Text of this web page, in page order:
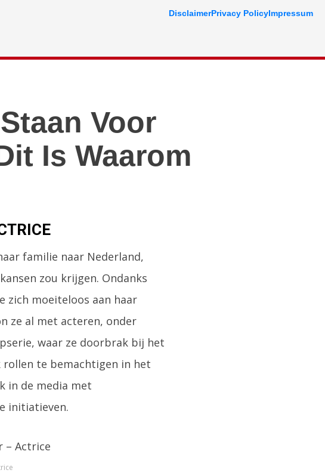
Voor
Is Waarom
familie naar Nederland,
zou krijgen. Ondanks
zich moeiteloos aan haar
ze al met acteren, onder
waar ze doorbrak bij het
te bemachtigen in het
in de media met
initiatieven.
DisclaimerPrivacy PolicyImpressum